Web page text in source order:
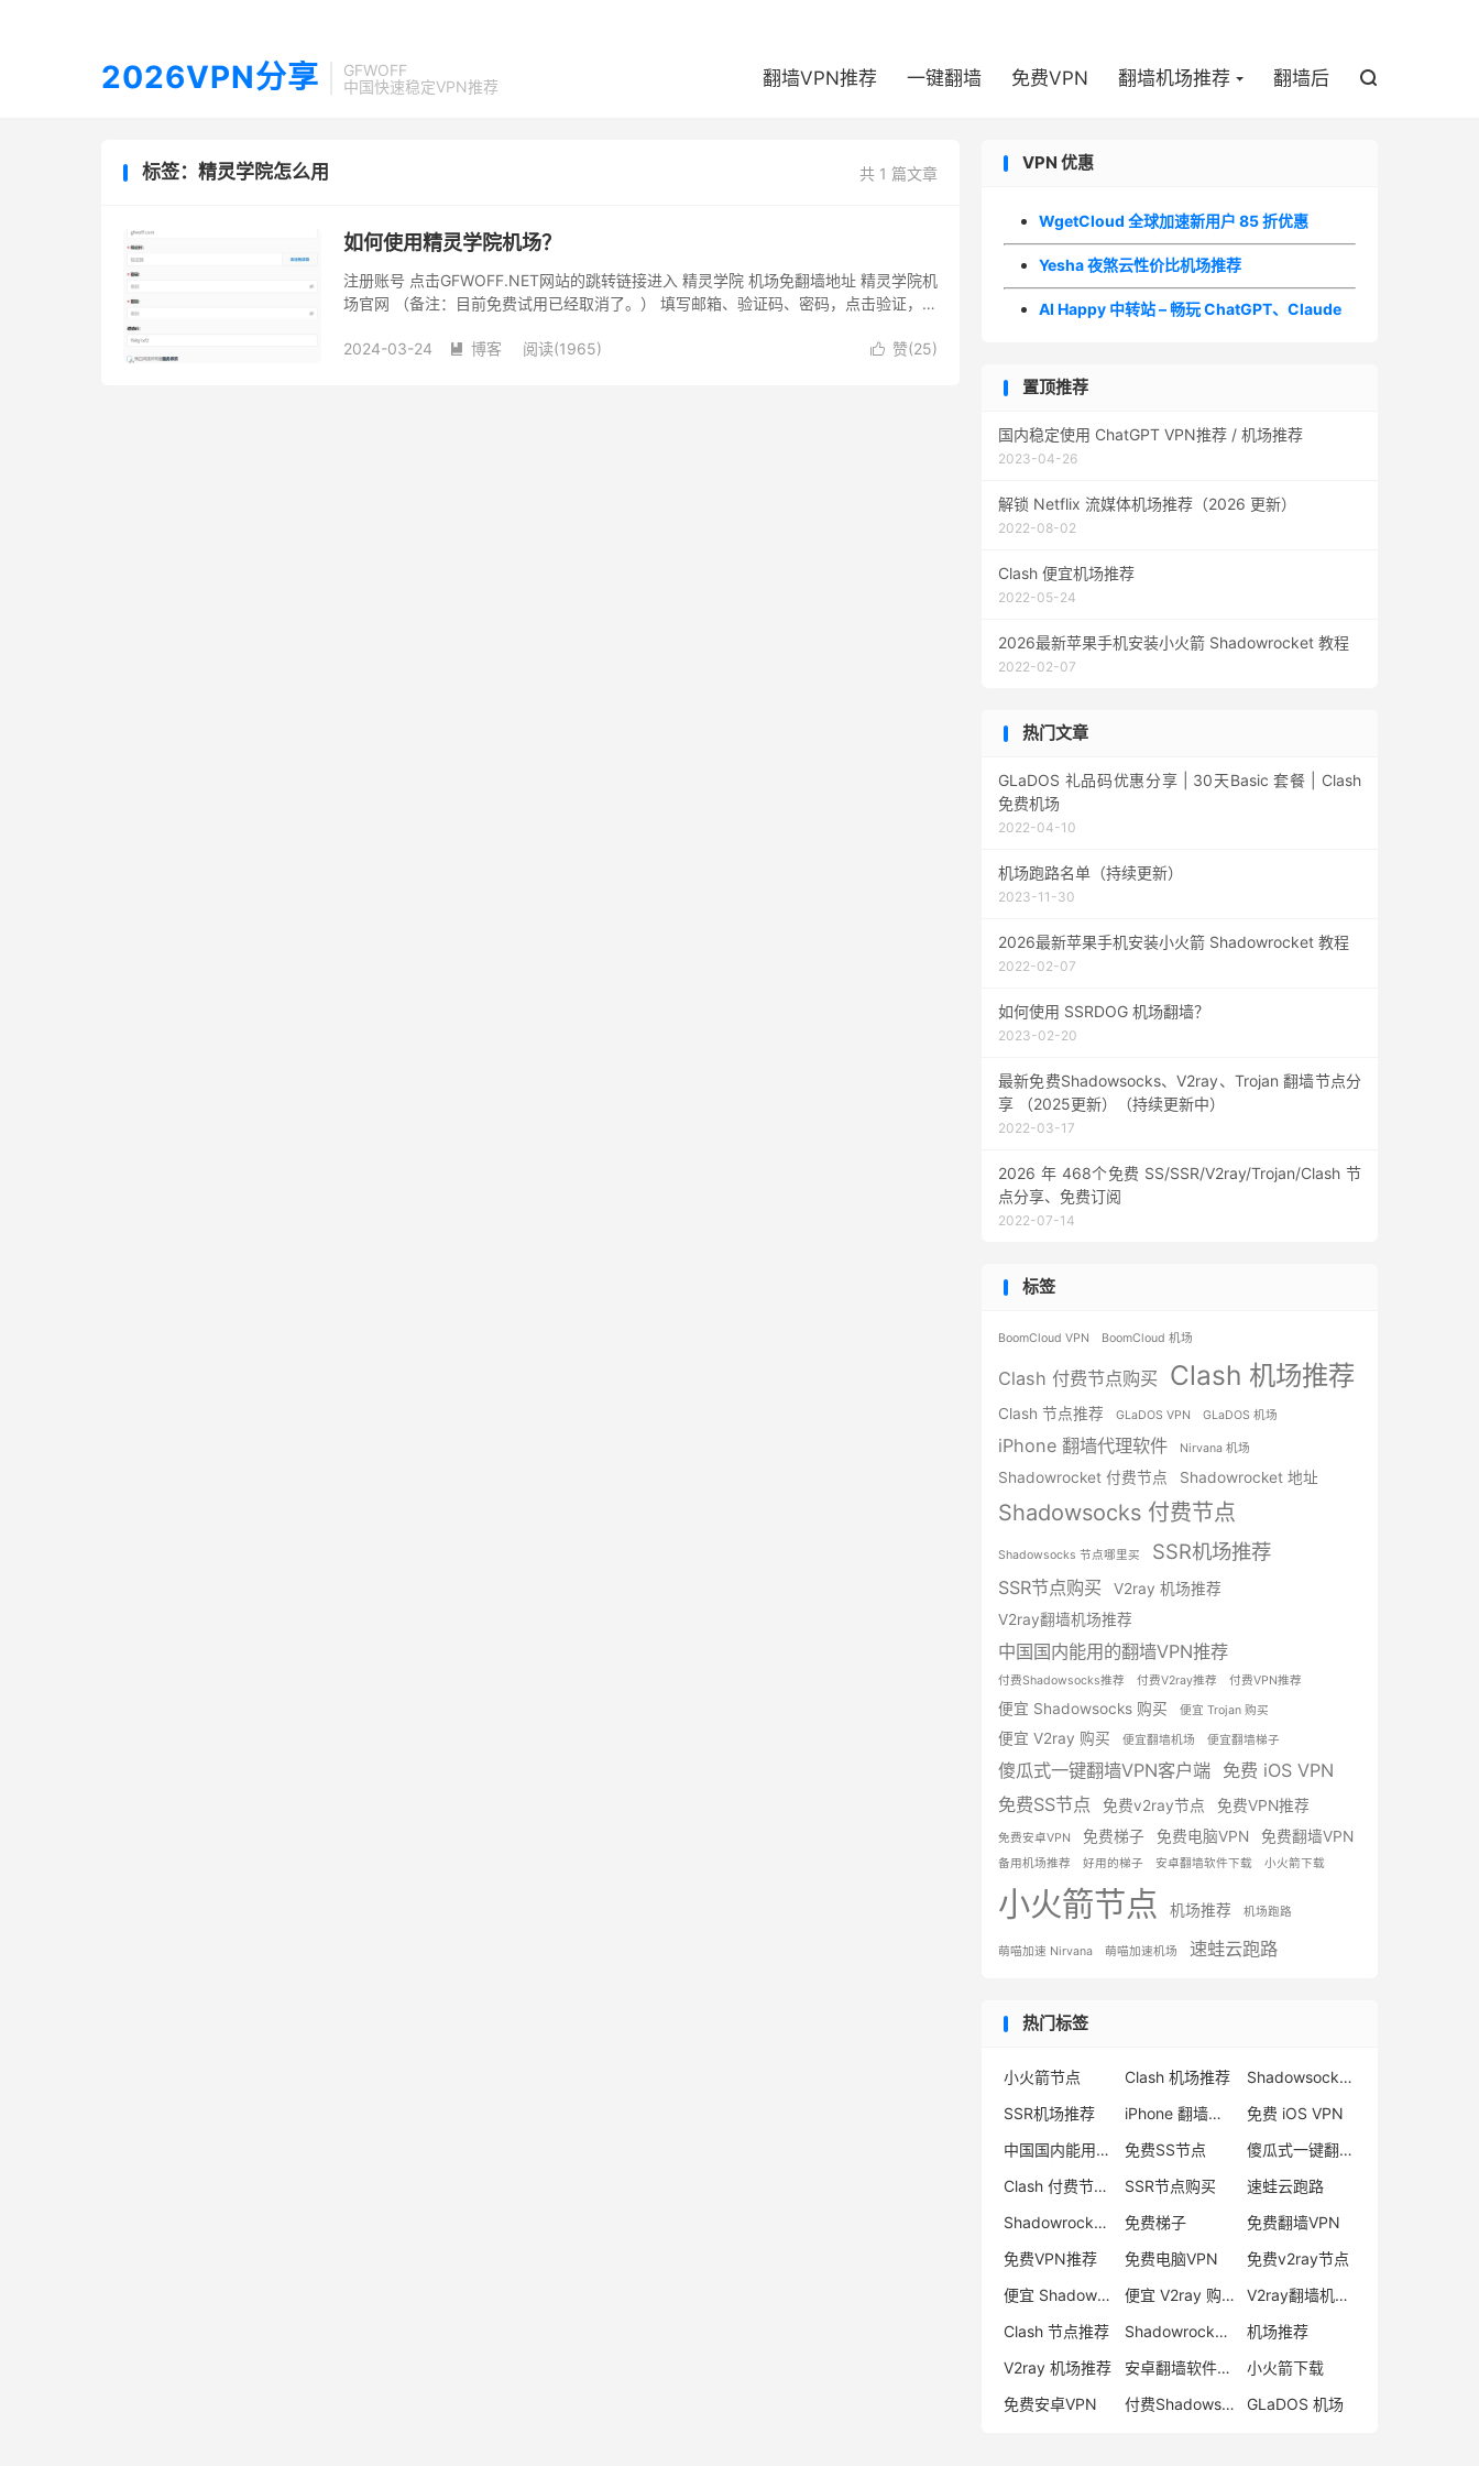
2026VPN分享
GFWOFF
中国快速稳定VPN推荐
翻墙VPN推荐 一键翻墙 免费VPN 翻墙机场推荐 翻墙后 
共 1 篇文章
标签：精灵学院怎么用
如何使用精灵学院机场？
注册账号 点击GFWOFF.NET网站的跳转链接进入 精灵学院 机场免翻墙地址 精灵学院机
场官网 （备注：目前免费试用已经取消了。） 填写邮箱、验证码、密码，点击验证，并
 赞(25)
2024-03-24  博客 阅读(1965)
VPN 优惠
WgetCloud 全球加速新用户 85 折优惠
Yesha 夜煞云性价比机场推荐
AI Happy 中转站 – 畅玩 ChatGPT、Claude
置顶推荐
国内稳定使用 ChatGPT VPN推荐 / 机场推荐
2023-04-26
解锁 Netflix 流媒体机场推荐（2026 更新）
2022-08-02
Clash 便宜机场推荐
2022-05-24
2026最新苹果手机安装小火箭 Shadowrocket 教程
2022-02-07
热门文章
GLaDOS 礼品码优惠分享 | 30天Basic 套餐 | Clash
免费机场
2022-04-10
机场跑路名单（持续更新）
2023-11-30
2026最新苹果手机安装小火箭 Shadowrocket 教程
2022-02-07
如何使用 SSRDOG 机场翻墙？
2023-02-20
最新免费Shadowsocks、V2ray、Trojan 翻墙节点分
享 （2025更新）（持续更新中）
2022-03-17
2026 年 468个免费 SS/SSR/V2ray/Trojan/Clash 节
点分享、免费订阅
2022-07-14
标签
BoomCloud VPN BoomCloud 机场
Clash 付费节点购买 Clash 机场推荐
Clash 节点推荐 GLaDOS VPN GLaDOS 机场
iPhone 翻墙代理软件 Nirvana 机场
Shadowrocket 付费节点 Shadowrocket 地址
Shadowsocks 付费节点
Shadowsocks 节点哪里买 SSR机场推荐
SSR节点购买
V2ray 机场推荐
V2ray翻墙机场推荐
中国国内能用的翻墙VPN推荐
付费Shadowsocks推荐 付费V2ray推荐 付费VPN推荐
便宜 Shadowsocks 购买 便宜 Trojan 购买
便宜 V2ray 购买 便宜翻墙机场 便宜翻墙梯子
傻瓜式一键翻墙VPN客户端 免费 iOS VPN
免费SS节点
免费v2ray节点 免费VPN推荐
免费安卓VPN 免费梯子 免费电脑VPN 免费翻墙VPN
备用机场推荐 好用的梯子 安卓翻墙软件下载 小火箭下载
小火箭节点 机场推荐 机场跑路
萌喵加速 Nirvana 萌喵加速机场 速蛙云跑路
热门标签
小火箭节点 Clash 机场推荐
Shadowsocks 付费节点
SSR机场推荐
iPhone 翻墙代理软件
免费 iOS VPN
中国国内能用的翻墙VPN推荐
免费SS节点
傻瓜式一键翻墙VPN客户端
Clash 付费节点购买
SSR节点购买
速蛙云跑路
Shadowrocket 地址
免费梯子
免费翻墙VPN
免费VPN推荐
免费电脑VPN
免费v2ray节点
便宜 Shadowsocks 购买
便宜 V2ray 购买
V2ray翻墙机场推荐
Clash 节点推荐
Shadowrocket 付费节点
机场推荐
V2ray 机场推荐
安卓翻墙软件下载
小火箭下载
免费安卓VPN
付费Shadowsocks推荐 GLaDOS 机场